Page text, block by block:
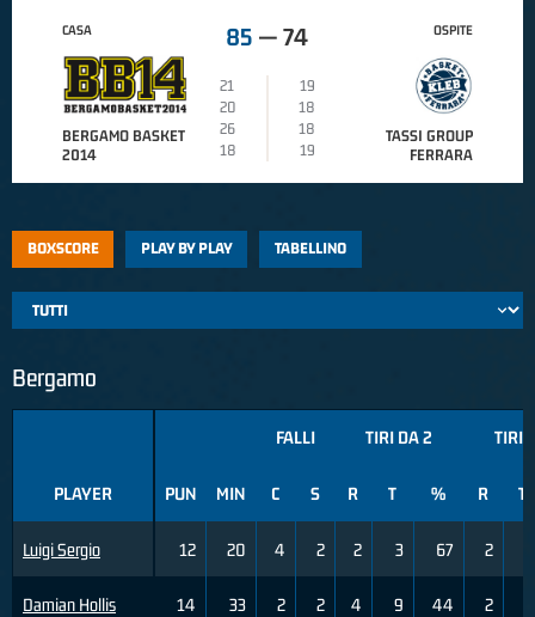
CASA
BERGAMO BASKET
2014
85 — 74
21
19
20
18
26
18
18
19
OSPITE
TASSI GROUP
FERRARA
BOXSCORE PLAY BY PLAY TABELLINO
Bergamo
PLAYER
Luigi Sergio
Damian Hollis
FALLI TIRI DA 2 TIRI
PUN MIN C S R T % R T
12 20 4 2 2 3 67 2
14 33 2 2 4 9 44 2